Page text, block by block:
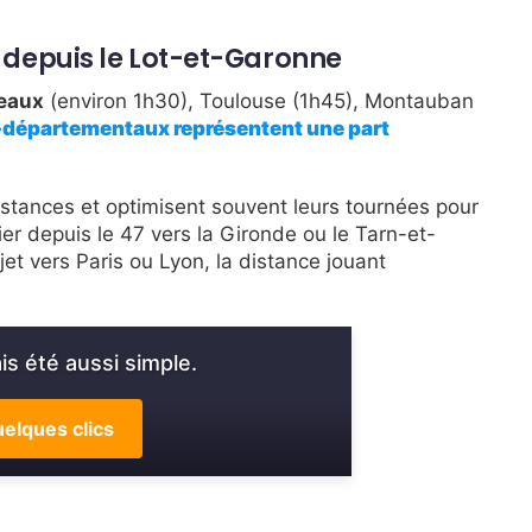
le Lot-et-Garonne
(environ 1h30), Toulouse (1h45), Montauban
représentent une part
et optimisent souvent leurs tournées pour
depuis le 47 vers la Gironde ou le Tarn-et-
vers Paris ou Lyon, la distance jouant
été aussi simple.
clics